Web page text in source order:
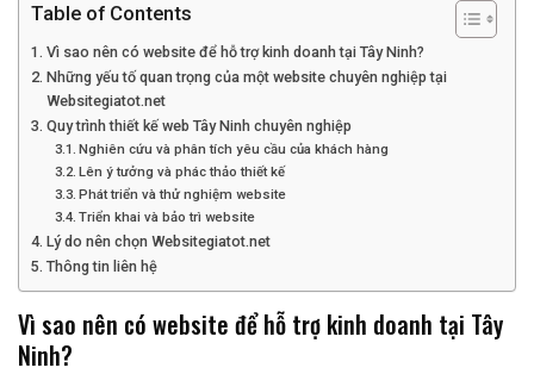
Table of Contents
Vì sao nên có website để hỗ trợ kinh doanh tại Tây Ninh?
Những yếu tố quan trọng của một website chuyên nghiệp tại
Websitegiatot.net
Quy trình thiết kế web Tây Ninh chuyên nghiệp
Nghiên cứu và phân tích yêu cầu của khách hàng
Lên ý tưởng và phác thảo thiết kế
Phát triển và thử nghiệm website
Triển khai và bảo trì website
Lý do nên chọn Websitegiatot.net
Thông tin liên hệ
Vì sao nên có website để hỗ trợ kinh doanh tại Tây
Ninh?